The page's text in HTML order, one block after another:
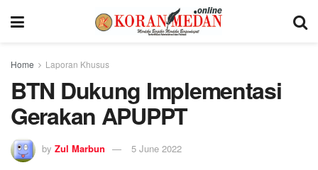
Home Laporan Khusus
BTN Dukung Implementasi
Gerakan APUPPT
by Zul Marbun 5 June 2022